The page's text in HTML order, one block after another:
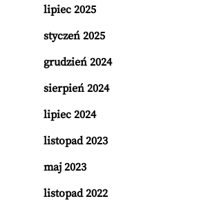
lipiec 2025
styczeń 2025
grudzień 2024
sierpień 2024
lipiec 2024
listopad 2023
maj 2023
listopad 2022